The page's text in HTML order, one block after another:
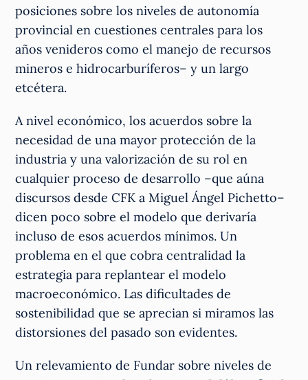
posiciones sobre los niveles de autonomía
provincial en cuestiones centrales para los
años venideros como el manejo de recursos
mineros e hidrocarburíferos– y un largo
etcétera.
A nivel económico, los acuerdos sobre la
necesidad de una mayor protección de la
industria y una valorización de su rol en
cualquier proceso de desarrollo –que aúna
discursos desde CFK a Miguel Ángel Pichetto–
dicen poco sobre el modelo que derivaría
incluso de esos acuerdos mínimos. Un
problema en el que cobra centralidad la
estrategia para replantear el modelo
macroeconómico. Las dificultades de
sostenibilidad que se aprecian si miramos las
distorsiones del pasado son evidentes.
Un relevamiento de Fundar sobre niveles de